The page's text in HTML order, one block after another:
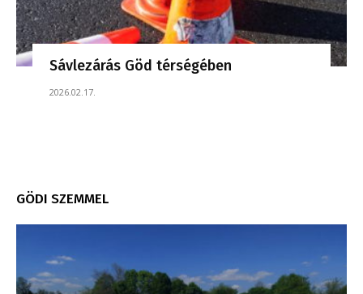
Sávlezárás Göd térségében
2026.02.17.
GÖDI SZEMMEL